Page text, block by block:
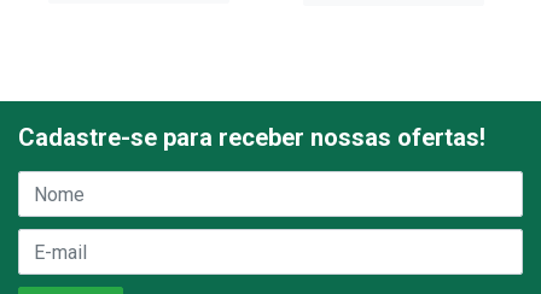
Cadastre-se para receber nossas ofertas!